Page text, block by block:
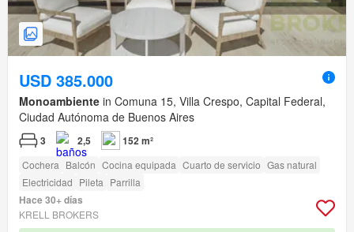
USD 385.000
Monoambiente in Comuna 15, Villa Crespo, Capital Federal,
Ciudad Autónoma de Buenos Aires
3 2,5 152 m²
Cochera Balcón Cocina equipada Cuarto de servicio Gas natural
Electricidad Pileta Parrilla
Hace 30+ días
KRELL BROKERS